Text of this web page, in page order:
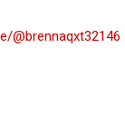
@brennaqxt32146